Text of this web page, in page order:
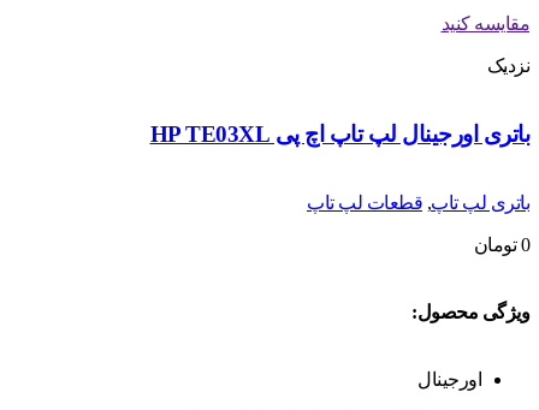
مقایسه کنید
نزدیک
باتری اورجینال لپ تاپ اچ پی HP TE03XL
باتری لپ تاپ, قطعات لپ تاپ
0 تومان
ویژگی محصول:
اورجینال